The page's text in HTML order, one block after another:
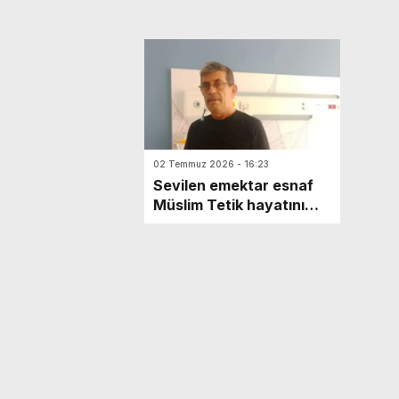
02 Temmuz 2026 - 16:23
Sevilen emektar esnaf
Müslim Tetik hayatını